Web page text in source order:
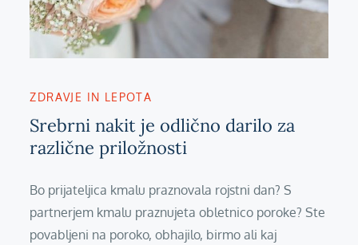
ZDRAVJE IN LEPOTA
Srebrni nakit je odlično darilo za
različne priložnosti
Bo prijateljica kmalu praznovala rojstni dan? S
partnerjem kmalu praznujeta obletnico poroke? Ste
povabljeni na poroko, obhajilo, birmo ali kaj